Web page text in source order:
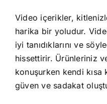
Video içerikler,
harika bir yoludur.
iyi tanıdıklarını ve
hissettirir. Ürünleriniz
konuşurken kendi
güven ve sadakat